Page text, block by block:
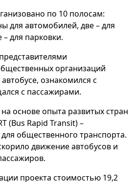
по 10 полосам:
для автомобилей, две – для
для парковки.
организаций
ознакомился с
с пассажирами.
основе опыта развитых стран
(Bus Rapid Transit) –
общественного транспорта.
движение автобусов и
проекта стоимостью 19,2